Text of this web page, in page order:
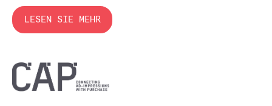
LESEN SIE MEHR